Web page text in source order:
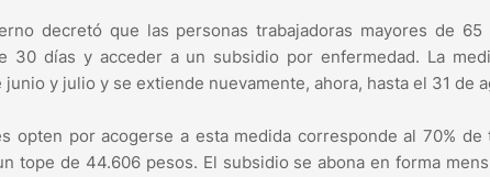
decretó que las personas trabajadoras mayores de 65
30 días y acceder a un subsidio por enfermedad. La
y julio y se extiende nuevamente, ahora, hasta el 31 de
opten por acogerse a esta medida corresponde al 70%
tope de 44.606 pesos. El subsidio se abona en forma